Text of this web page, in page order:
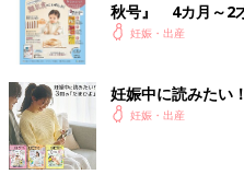
秋号』 4カ月～2
いっぱい！
妊娠・出産
妊娠中に読みたい
妊娠・出産